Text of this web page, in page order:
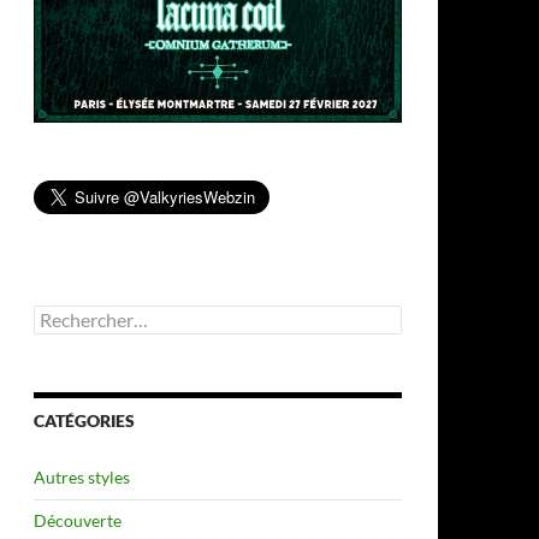
Rechercher :
CATÉGORIES
Autres styles
Découverte